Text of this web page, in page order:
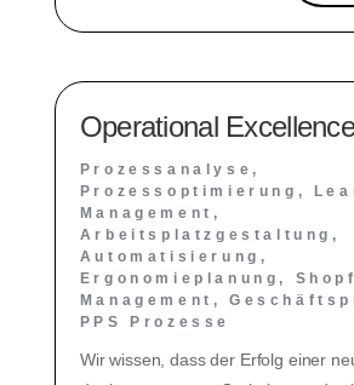
Operational Excellence
Prozessanalyse,
Prozessoptimierung,
Management,
Arbeitsplatzgestaltung,
Automatisierung,
Ergonomieplanung,
Management,
PPS Prozesse
Wir wissen, dass der Erfolg einer